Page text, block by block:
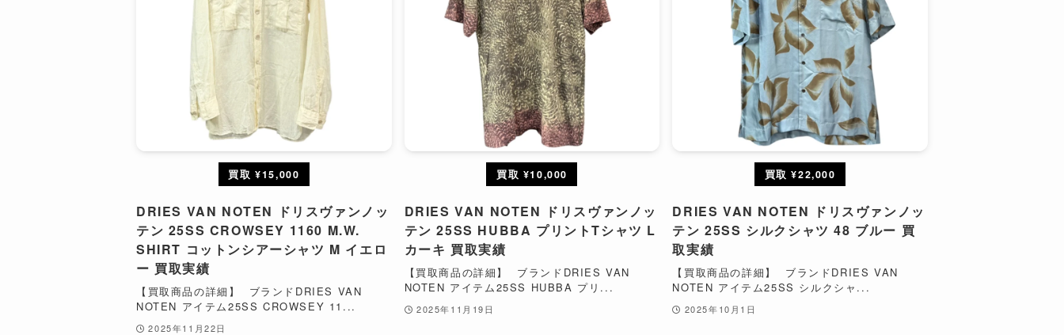
買取 ¥15,000
DRIES VAN NOTEN ドリスヴァンノッ
テン 25SS CROWSEY 1160 M.W.
SHIRT コットンシアーシャツ M イエロ
ー 買取実績
【買取商品の詳細】 ブランドDRIES VAN
NOTEN アイテム25SS CROWSEY 11...
2025年11月22日
買取 ¥10,000
DRIES VAN NOTEN ドリスヴァンノッ
テン 25SS HUBBA プリントTシャツ L
カーキ 買取実績
【買取商品の詳細】 ブランドDRIES VAN
NOTEN アイテム25SS HUBBA プリ...
2025年11月19日
買取 ¥22,000
DRIES VAN NOTEN ドリスヴァンノッ
テン 25SS シルクシャツ 48 ブルー 買
取実績
【買取商品の詳細】 ブランドDRIES VAN
NOTEN アイテム25SS シルクシャ...
2025年10月1日